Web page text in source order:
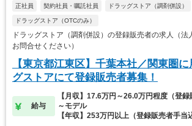
正社員 契約社員・嘱託社員 ドラッグストア（調剤併設）
ドラッグストア（OTCのみ）
ドラッグストア（調剤併設）の登録販売者の求人（
お問合せください）
【東京都江東区】千葉本社／関東圏
グストアにて登録販売者募集！
給与
【月収】17.6万円～26.0万円程度（登
～モデル
【年収】253万円以上（登録販売者手当